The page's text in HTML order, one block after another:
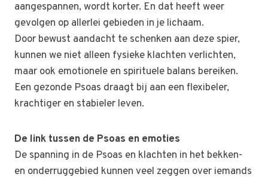
aangespannen, wordt korter. En dat heeft weer
gevolgen op allerlei gebieden in je lichaam.
Door bewust aandacht te schenken aan deze spier,
kunnen we niet alleen fysieke klachten verlichten,
maar ook emotionele en spirituele balans bereiken.
Een gezonde Psoas draagt bij aan een flexibeler,
krachtiger en stabieler leven.
De link tussen de Psoas en emoties
De spanning in de Psoas en klachten in het bekken-
en onderruggebied kunnen veel zeggen over iemands